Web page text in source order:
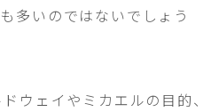
多いのではないでしょう
ウェイやミカエルの目的、